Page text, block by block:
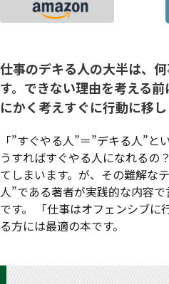
仕事のデキる人の大半は、
す。できない理由を考える
にかく考えすぐに行動に移し
「”すぐやる人”＝”デキる人”
うすればすぐやる人になれるの
てしまいます。が、その難解な
人”である著者が実践的な内容
です。 「仕事はオフェンシブに
る方には最適の本です。